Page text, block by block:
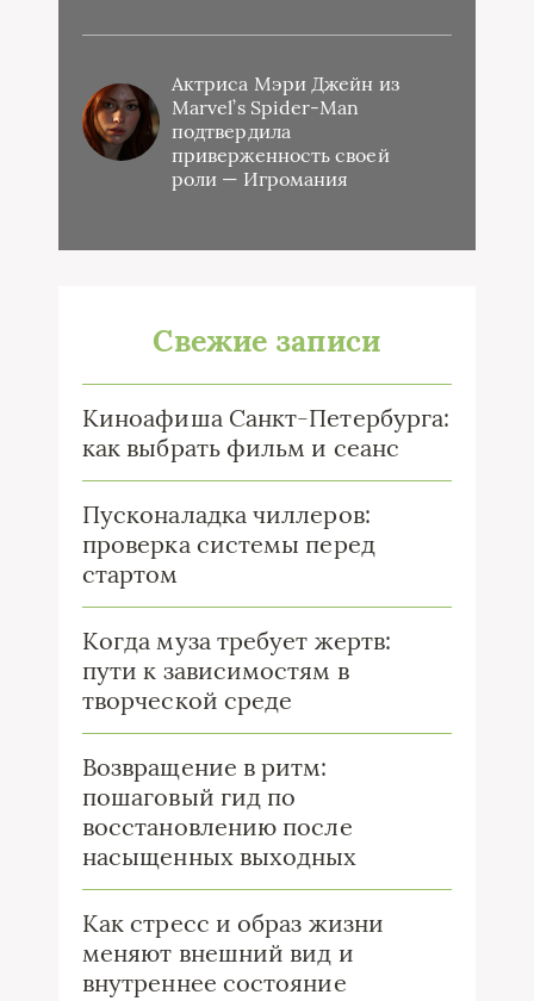
Актриса Мэри Джейн из
Marvel’s Spider-Man
подтвердила
приверженность своей
роли — Игромания
Свежие записи
Киноафиша Санкт-Петербурга:
как выбрать фильм и сеанс
Пусконаладка чиллеров:
проверка системы перед
стартом
Когда муза требует жертв:
пути к зависимостям в
творческой среде
Возвращение в ритм:
пошаговый гид по
восстановлению после
насыщенных выходных
Как стресс и образ жизни
меняют внешний вид и
внутреннее состояние